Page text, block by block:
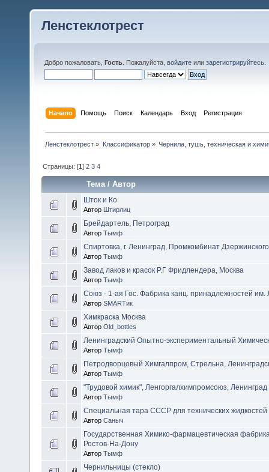
Ленстеклотрест
Добро пожаловать, Гость . Пожалуйста, войдите или зарегистрируйтесь
Начало Помощь Поиск Календарь Вход Регистрация
Ленстеклотрест » Классификатор» Чернила, тушь, техническая и
Страницы: [1]2 3 4
Тема/Автор
Шток и Ко
Автор Штирлиц
Брейдартель, Петроград
Автор Тымф
Спиртовка, г. Ленинград, Промкомбинат
Автор Тымф
Завод лаков и красок Р.Г Фридлендера, Москва
Автор Тымф
Союз - 1-ая Гос. Фабрика канц. принадлежностей им.
Автор SMARTик
Химкраска Москва
Автор Old_bottles
Ленинградский Опытно-экспериментальный
Автор Тымф
Петродворцовый Химгалпром, Стрельна,
Автор Тымф
"Трудовой химик", Ленгоргалхимпромсоюз, Ленинград
Автор Тымф
Специальная тара СССР для технических жидкостей
Автор Саныч
Государственная Химико-фармацевтическая
Ростов-На-Дону
Автор Тымф
Чернильницы (стекло)